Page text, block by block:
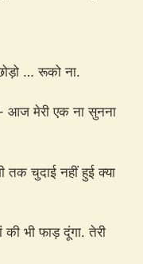
… रूको ना.
आज मेरी एक ना सुनना
तक चुदाई नहीं हुई क्या
भी फाड़ दूंगा. तेरी